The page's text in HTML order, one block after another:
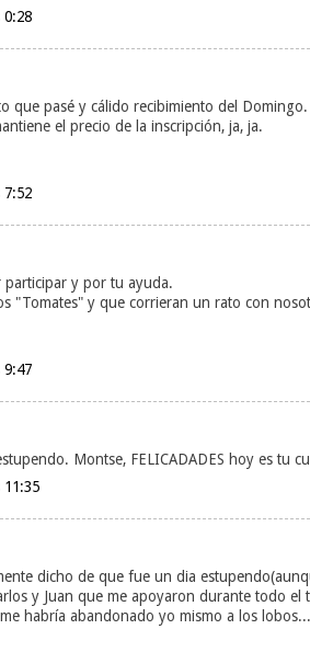
0:28
que pasé y cálido recibimiento del Domingo.
el precio de la inscripción, ja, ja.
7:52
participar y por tu ayuda.
"Tomates" y que corrieran un rato con
9:47
Montse, FELICADADES hoy es tu
dicho de que fue un dia
y Juan que me apoyaron durante todo
habría abandonado yo mismo a los